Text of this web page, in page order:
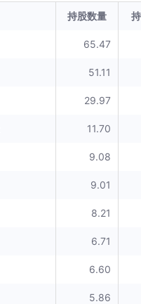
持股数量
65.47
51.11
29.97
11.70
9.08
9.01
8.21
6.71
6.60
5.86